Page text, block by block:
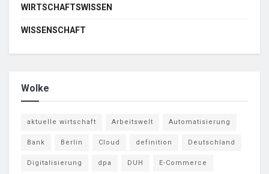
WIRTSCHAFTSWISSEN
WISSENSCHAFT
Wolke
aktuelle wirtschaft Arbeitswelt Automatisierung
Bank Berlin Cloud definition Deutschland
Digitalisierung dpa DUH E-Commerce